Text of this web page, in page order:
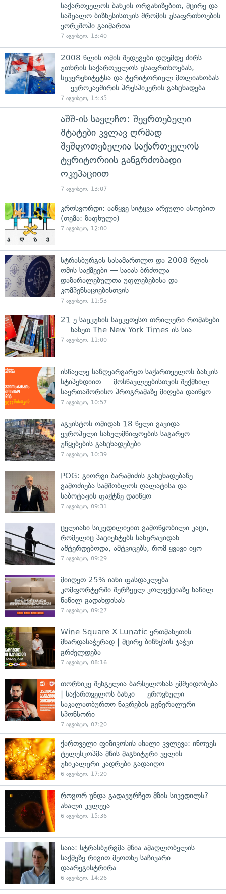
საქართველოს ბანკის ორგანიზებით, მცირე და
საშუალო ბიზნესისთვის შრომის უსაფრთხოების
ვორკშოპი გაიმართა
7 აგვისტო, 13:40
2008 წლის ომის შედეგები დღემდე ძირს
უთხრის საქართველოს უსაფრთხოებას,
სუვერენიტეტსა და ტერიტორიულ მთლიანობას
— ევროკავშირის პრესპიკერის განცხადება
7 აგვისტო, 13:35
აშშ-ის საელჩო: შეერთებული
შტატები კვლავ ღრმად
შეშფოთებულია საქართველოს
ტერიტორიის განგრძობადი
ოკუპაციით
7 აგვისტო, 13:07
კროსვორდი: ააწყვე სიტყვა არეული ასოებით
(თემა: ზაფხული)
7 აგვისტო, 12:00
სტრასბურგის სასამართლო და 2008 წლის
ომის საქმეები — საიას ბრძოლა
დაზარალებულთა უფლებებისა და
კომპენსაციებისთვის
7 აგვისტო, 11:53
21-ე საუკუნის საუკეთესო თრილერი რომანები
— ნახეთ The New York Times-ის სია
7 აგვისტო, 11:00
ისწავლე საზღვარგარეთ საქართველოს ბანკის
სტიპენდიით — მოსწავლეებისთვის შექმნილ
საერთაშორისო პროგრამაზე მიღება დაიწყო
7 აგვისტო, 10:57
აგვისტოს ომიდან 18 წელი გავიდა —
ევროპული სახელმწიფოების საგარეო
უწყებების განცხადებები
7 აგვისტო, 10:39
POG: გიორგი ბარამიძის განცხადებაზე
გამოძიება სამშობლოს ღალატისა და
საბოტაჟის ფაქტზე დაიწყო
7 აგვისტო, 09:31
ცელიანი სიკვდილივით გამოწყობილი კაცი,
რომელიც პაციენტებს სახურავიდან
აშტერდებოდა, ამტკიცებს, რომ ყვავი იყო
7 აგვისტო, 09:29
მიიღეთ 25%-იანი ფასდაკლება
კომფორტერში შერჩეულ კოლექციაზე ნაწილ-
ნაწილ გადახდისას
7 აგვისტო, 09:27
Wine Square X Lunatic ერთმანეთის
მხარდასაჭერად | მცირე ბიზნესის ჯაჭვი
გრძელდება
7 აგვისტო, 08:16
თორნიკე შენგელია ბარსელონას ემშვიდობება
| საქართველოს ბანკი — ეროვნული
საკალათბურთო ნაკრების გენერალური
სპონსორი
7 აგვისტო, 07:20
ქართველი ფიზიკოსის ახალი კვლევა: ინოუეს
ტელესკოპმა მზის მაგნიტური ველის
უნიკალური კადრები გადაიღო
6 აგვისტო, 17:20
როგორ უნდა გადავურჩეთ მზის სიკვდილს? —
ახალი კვლევა
6 აგვისტო, 15:36
საია: სტრასბურგმა მზია ამაღლობელის
საქმეზე რიგით მეოთხე საჩივარი
დაარეგისტრირა
6 აგვისტო, 14:26